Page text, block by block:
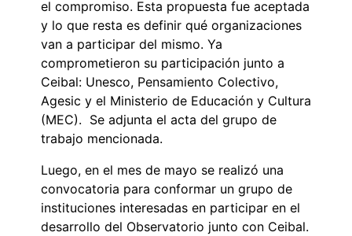
el compromiso. Esta propuesta fue aceptada
y lo que resta es definir qué organizaciones
van a participar del mismo. Ya
comprometieron su participación junto a
Ceibal: Unesco, Pensamiento Colectivo,
Agesic y el Ministerio de Educación y Cultura
(MEC). Se adjunta el acta del grupo de
trabajo mencionada.
Luego, en el mes de mayo se realizó una
convocatoria para conformar un grupo de
instituciones interesadas en participar en el
desarrollo del Observatorio junto con Ceibal.